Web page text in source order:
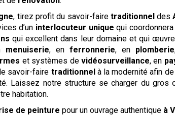
, tirez profit du savoir-faire traditionneldes
d’un interlocuteur unique qui
qui excellent dans leur domaine et qui
menuiserie, enferronnerie, en plomberie
et systèmes de vidéosurveillance, en
savoir-faire traditionnelà la modernité afin
Laissez notre structure se charger du
habitation.
de peinture pour un ouvrage authentique à